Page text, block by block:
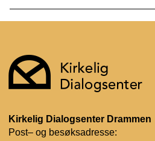
Kirkelig Dialogsenter Drammen
Post– og besøksadresse: